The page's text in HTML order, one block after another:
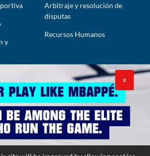
y
Arbitraje y resolución de
disputas
Recursos Humanos
X